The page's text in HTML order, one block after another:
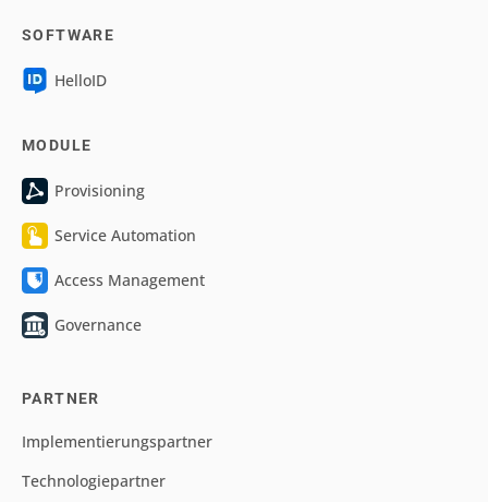
SOFTWARE
HelloID
MODULE
Provisioning
Service Automation
Access Management
Governance
PARTNER
Implementierungspartner
Technologiepartner